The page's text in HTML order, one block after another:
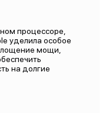
процессоре,
уделила особое
мощи,
на долгие